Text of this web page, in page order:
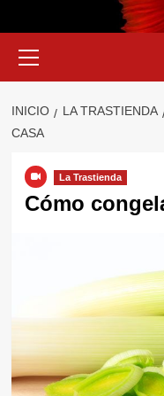
primario
INICIO LA TRASTIENDA
CASA
La Trastienda
Cómo